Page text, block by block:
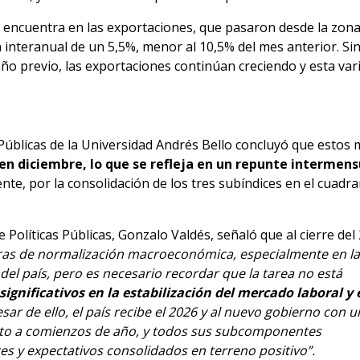
en las exportaciones, que pasaron desde la
de un 5,5%, menor al 10,5% del mes anterior.
previo, las exportaciones continúan creciendo y esta
de la Universidad Andrés Bello concluyó que
diciembre, lo que se refleja en un repunte
por la consolidación de los tres subíndices en el
Públicas, Gonzalo Valdés, señaló que al cierre del
de normalización macroeconómica, especialmente en
país, pero es necesario recordar que la tarea no está
en la estabilización del mercado laboral y
de ello, el país recibe el 2026 y al nuevo gobierno con
a comienzos de año, y todos sus subcomponentes
y expectativos consolidados en terreno positivo”.